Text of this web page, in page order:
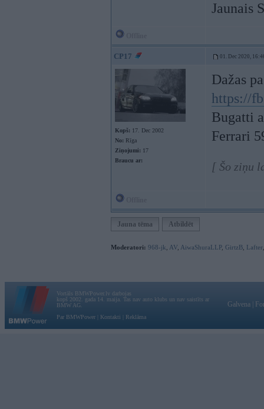
Jaunais
CP17 01. Dec 2020,
Kopš: 17. Dec 2002
No: Rīga
Ziņojumi: 17
Braucu ar:
Dažas
https://
Bugatti
Ferrari
[ Šo ziņu
Jauna tēma Atbildēt
Moderatori: 968-jk AV AiwaShuraLLP, GirtzB Lafter
Vortāls BMWPower.lv darbojas
kopš 2002. gada 14. maija. Tas nav auto klubs un nav saistīts ar
BMW AG.
Par BMWPower
Kontakti Reklāma
Galvena